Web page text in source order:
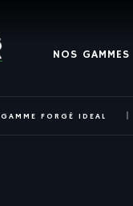
NOS GAMMES
GAMME FORGÉ IDEAL